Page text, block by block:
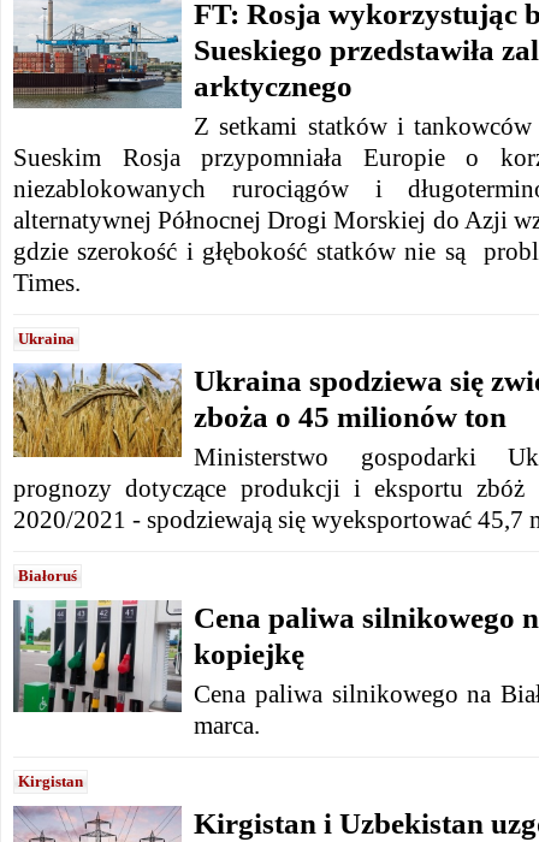
FT: Rosja wykorzystując
Sueskiego przedstawiła
arktycznego
Z setkami statków i
Sueskim Rosja przypomniała Europie o
niezablokowanych rurociągów i
alternatywnej Północnej Drogi Morskiej do Azji
gdzie szerokość i głębokość statków nie są
Times.
Ukraina
Ukraina spodziewa się
zboża o 45 milionów ton
Ministerstwo gospodarki
prognozy dotyczące produkcji i eksportu zbóż
2020/2021 - spodziewają się wyeksportować 45,7
Białoruś
Cena paliwa silnikowego
kopiejkę
Cena paliwa silnikowego na
marca.
Kirgistan
Kirgistan i Uzbekistan